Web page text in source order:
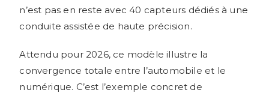
n’est pas en reste avec 40 capteurs dédiés à une
conduite assistée de haute précision.
Attendu pour 2026, ce modèle illustre la
convergence totale entre l’automobile et le
numérique. C’est l’exemple concret de